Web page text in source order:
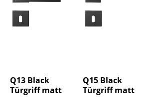
Q13 Black
Türgriff matt
Q15 Black
Türgriff matt